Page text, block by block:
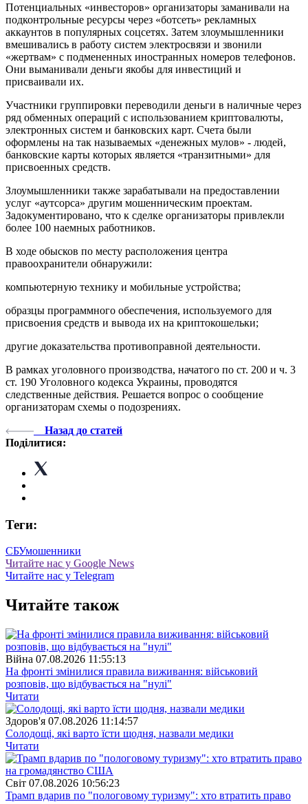
Потенциальных «инвесторов» организаторы заманивали на
подконтрольные ресурсы через «ботсеть» рекламных
аккаунтов в популярных соцсетях. Затем злоумышленники
вмешивались в работу систем электросвязи и звонили
«жертвам» с подмененных иностранных номеров телефонов.
Они выманивали деньги якобы для инвестиций и
присваивали их.
Участники группировки переводили деньги в наличные через
ряд обменных операций с использованием криптовалюты,
электронных систем и банковских карт. Счета были
оформлены на так называемых «денежных мулов» - людей,
банковские карты которых является «транзитными» для
присвоенных средств.
Злоумышленники также зарабатывали на предоставлении
услуг «аутсорса» другим мошенническим проектам.
Задокументировано, что к сделке организаторы привлекли
более 100 наемных работников.
В ходе обысков по месту расположения центра
правоохранители обнаружили:
компьютерную технику и мобильные устройства;
образцы программного обеспечения, используемого для
присвоения средств и вывода их на криптокошельки;
другие доказательства противоправной деятельности.
В рамках уголовного производства, начатого по ст. 200 и ч. 3
ст. 190 Уголовного кодекса Украины, проводятся
следственные действия. Решается вопрос о сообщение
организаторам схемы о подозрениях.
Назад до статей
Поділитися:
Теги:
СБУмошенники
Читайте нас у Google News
Читайте нас у Telegram
Читайте також
Війна 07.08.2026 11:55:13
На фронті змінилися правила виживання: військовий
розповів, що відбувається на "нулі"
Читати
Здоров'я 07.08.2026 11:14:57
Солодощі, які варто їсти щодня, назвали медики
Читати
Свiт 07.08.2026 10:56:23
Трамп вдарив по "пологовому туризму": хто втратить право